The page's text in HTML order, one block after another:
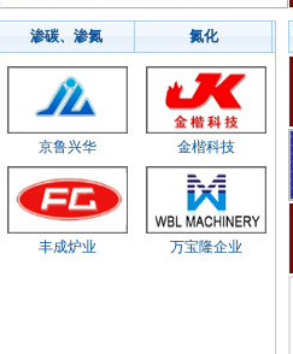
渗碳、渗氮 氮化
京鲁兴华 金楷科技
丰成炉业 万宝隆企业